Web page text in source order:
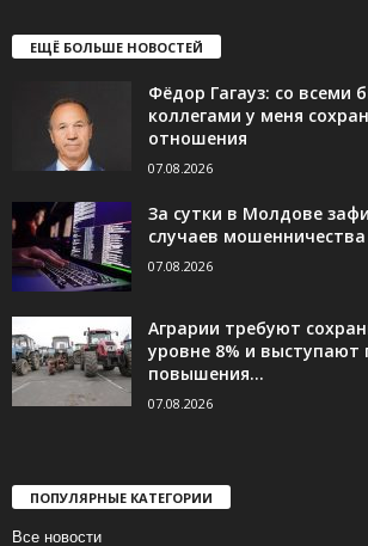
ЕЩЁ БОЛЬШЕ НОВОСТЕЙ
Фёдор Гагауз: со всеми
коллегами у меня
отношения
07.08.2026
За сутки в Молдове
случаев
07.08.2026
Аграрии требуют
уровне 8% и выступают
повышения...
07.08.2026
ПОПУЛЯРНЫЕ КАТЕГОРИИ
Все новости